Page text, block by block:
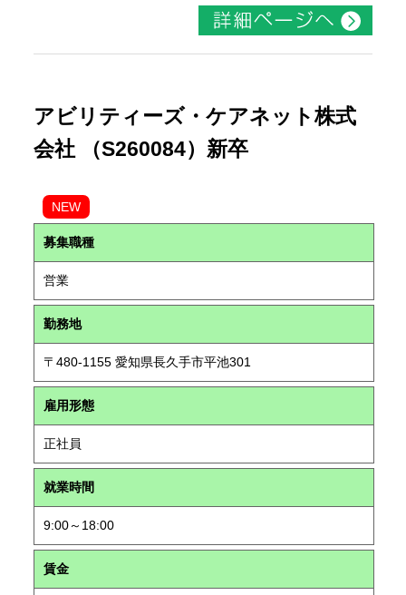
アビリティーズ・ケアネット株式
会社 （S260084）新卒
NEW
募集職種
営業
勤務地
〒480-1155 愛知県長久手市平池301
雇用形態
正社員
就業時間
9:00～18:00
賃金